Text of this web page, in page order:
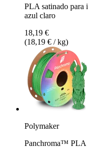
PLA satinado para
azul claro
18,19 €
(18,19 € / kg)
Polymaker
Panchroma™ PLA